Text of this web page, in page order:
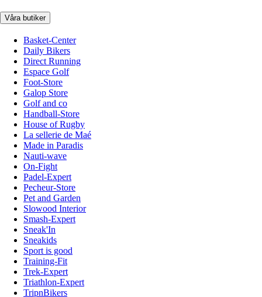
Våra butiker
Basket-Center
Daily Bikers
Direct Running
Espace Golf
Foot-Store
Galop Store
Golf and co
Handball-Store
House of Rugby
La sellerie de Maé
Made in Paradis
Nauti-wave
On-Fight
Padel-Expert
Pecheur-Store
Pet and Garden
Slowood Interior
Smash-Expert
Sneak'In
Sneakids
Sport is good
Training-Fit
Trek-Expert
Triathlon-Expert
TripnBikers